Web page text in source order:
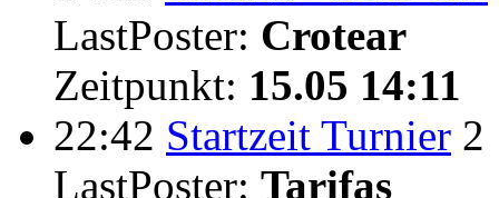
LastPoster: Crotear
Zeitpunkt: 15.05 14:11
22:42 Startzeit Turnier 2
LastPoster: Tarifas